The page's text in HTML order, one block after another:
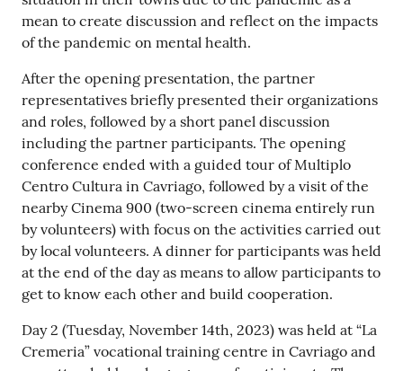
mean to create discussion and reflect on the impacts
of the pandemic on mental health.
After the opening presentation, the partner
representatives briefly presented their organizations
and roles, followed by a short panel discussion
including the partner participants. The opening
conference ended with a guided tour of Multiplo
Centro Cultura in Cavriago, followed by a visit of the
nearby Cinema 900 (two-screen cinema entirely run
by volunteers) with focus on the activities carried out
by local volunteers. A dinner for participants was held
at the end of the day as means to allow participants to
get to know each other and build cooperation.
Day 2 (Tuesday, November 14th, 2023) was held at “La
Cremeria” vocational training centre in Cavriago and